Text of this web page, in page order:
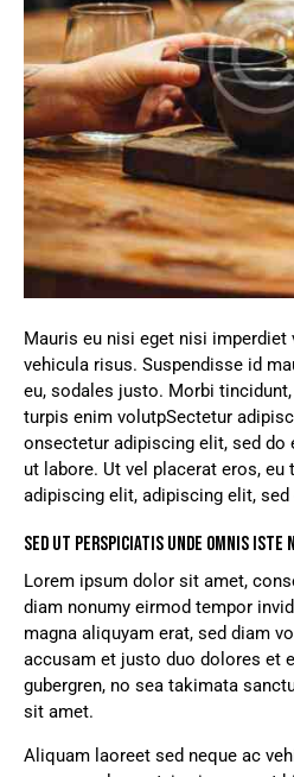
Mauris eu nisi eget nisi
vehicula risus. Suspendisse id
eu, sodales justo. Morbi
turpis enim volutpSectetur
onsectetur adipiscing elit, sed
ut labore. Ut vel placerat eros,
adipiscing elit, adipiscing elit, sed
SED UT PERSPICIATIS UNDE OMNIS ISTE
Lorem ipsum dolor sit amet,
diam nonumy eirmod tempor
magna aliquyam erat, sed diam
accusam et justo duo dolores et
gubergren, no sea takimata
sit amet.
Aliquam laoreet sed neque ac